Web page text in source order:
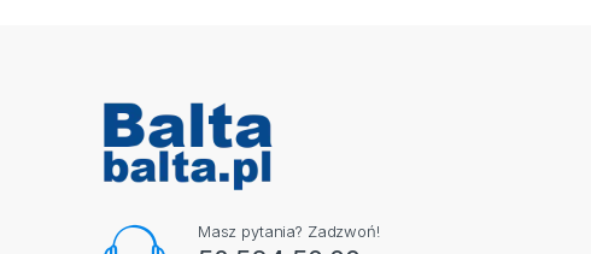
Masz pytania? Zadzwoń!